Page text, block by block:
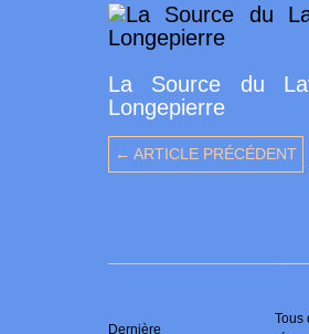
La Source du
Longepierre
← ARTICLE PRÉCÉDENT
Dernière
Tous